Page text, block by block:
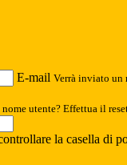
E-mail Verrà inviato un
utente? Effettua il
la casella di